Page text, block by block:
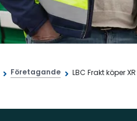
Företagande LBC Frakt köper XR